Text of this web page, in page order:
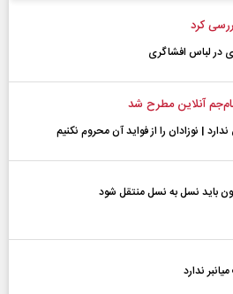
کرد
در لباس افشاگری
آنلاین مطرح شد
| نوزادان را از فواید آن محروم نکنیم
باید نسل به نسل منتقل شود
ندارد